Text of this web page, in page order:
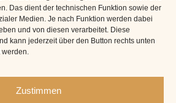
Das dient der technischen Funktion sowie der
Medien. Je nach Funktion werden dabei
und von diesen verarbeitet. Diese
kann jederzeit über den Button rechts unten
werden.
Zustimmen